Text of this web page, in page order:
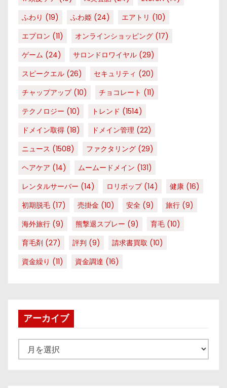
ふわり (19) ふわ姫 (24) エアトリ (10)
エプロン (11) オンラインショッピング (17)
ゲーム (24) サロンドロワイヤル (29)
スピークエル (26) セキュリティ (20)
チャップアップ(10) チョコレート (11)
テクノロジー (10) トレンド (1514)
ドメイン取得 (18) ドメイン管理 (22)
ニュース (1508) ファクタリング (29)
ヘアケア (14) ムームードメイン (131)
レンタルサーバー (14) ロリポップ(14) 健康 (16)
初期脱毛 (17) 売掛金 (10) 安全 (9) 旅行 (9)
海外旅行 (9) 熊撃退スプレー (9) 育毛 (10)
育毛剤 (27) 評判 (9) 請求書買取 (10)
資金繰り (11) 資金調達 (16)
アーカイブ
ー